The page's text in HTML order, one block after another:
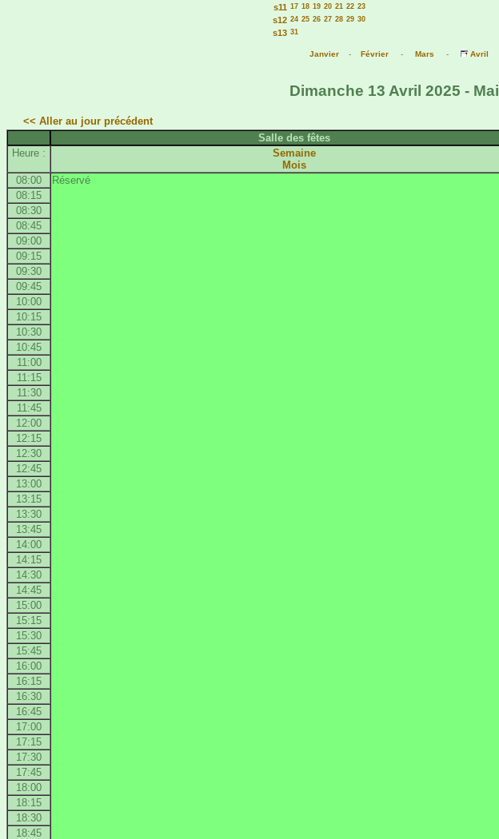
s11 17 18 19 20 21 22 23
s12 24 25 26 27 28 29 30
s13 31
Janvier - Février - Mars - Avril
Dimanche 13 Avril 2025 -
<< Aller au jour précédent
Salle des fêtes
Heure :
Semaine
Mois
08:00 Réservé
08:15
08:30
08:45
09:00
09:15
09:30
09:45
10:00
10:15
10:30
10:45
11:00
11:15
11:30
11:45
12:00
12:15
12:30
12:45
13:00
13:15
13:30
13:45
14:00
14:15
14:30
14:45
15:00
15:15
15:30
15:45
16:00
16:15
16:30
16:45
17:00
17:15
17:30
17:45
18:00
18:15
18:30
18:45